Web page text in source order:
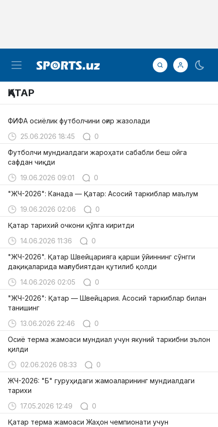
ҚАТАР
ФИФА осиёлик футболчини оғир жазолади
25.06.2026 18:45
0
Футболчи мундиалдаги жароҳати сабабли беш ойга
сафдан чиқди
19.06.2026 09:01
0
"ЖЧ-2026": Канада — Қатар: Асосий таркиблар маълум
19.06.2026 02:06
0
Қатар тарихий очкони қўлга киритди
14.06.2026 11:36
0
"ЖЧ-2026". Қатар Швейцарияга қарши ўйиннинг сўнгги
дақиқаларида мағлубиятдан қутилиб қолди
14.06.2026 02:05
0
"ЖЧ-2026": Қатар — Швейцария. Асосий таркиблар билан
танишинг
13.06.2026 22:46
0
Осиё терма жамоаси мундиал учун якуний таркибни эълон
қилди
02.06.2026 08:33
0
ЖЧ-2026: "Б" гуруҳидаги жамоаларининг мундиалдаги
тарихи
17.05.2026 12:49
0
Қатар терма жамоаси Жаҳон чемпионати учун